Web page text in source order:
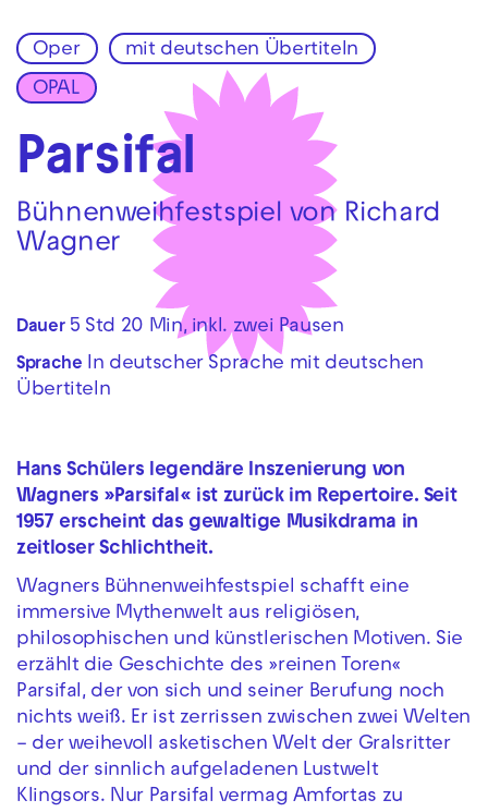
Zur Hauptnavigation springen
Zum Hauptinhalt springen Zum Footer springen
Oper mit deutschen Übertiteln
OPAL
Parsifal
Bühnenweihfestspiel von Richard
Wagner
Dauer 5 Std 20 Min, inkl. zwei Pausen
Sprache In deutscher Sprache mit deutschen
Übertiteln
Hans Schülers legendäre Inszenierung von
Wagners »Parsifal« ist zurück im Repertoire. Seit
1957 erscheint das gewaltige Musikdrama in
zeitloser Schlichtheit.
Wagners Bühnenweihfestspiel schafft eine
immersive Mythenwelt aus religiösen,
philosophischen und künstlerischen Motiven. Sie
erzählt die Geschichte des »reinen Toren«
Parsifal, der von sich und seiner Berufung noch
nichts weiß. Er ist zerrissen zwischen zwei Welten
– der weihevoll asketischen Welt der Gralsritter
und der sinnlich aufgeladenen Lustwelt
Klingsors. Nur Parsifal vermag Amfortas zu